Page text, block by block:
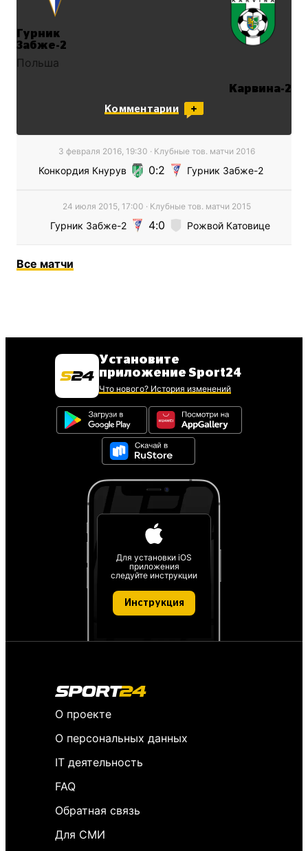
Гурник
Забже-2
Польша
Карвина-2
Комментарии
3 февраля 2016, 19:30 · Клубные тов. матчи 2016
Конкордия Кнурув 0 2 Гурник Забже-2
24 июля 2015, 17:00 · Клубные тов. матчи 2015
Гурник Забже-2 4 0 Рожвой Катовице
Все матчи
Установите
приложение Sport24
Что нового? История изменений
Для установки iOS
приложения
следуйте инструкции
Инструкция
О проекте
О персональных данных
IT деятельность
FAQ
Обратная связь
Для СМИ